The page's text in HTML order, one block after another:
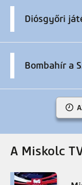
Diósgyőri
Bombahír a
A Miskolc